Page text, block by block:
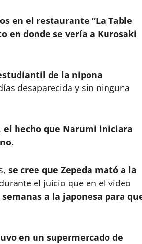
en el restaurante “La Table
en donde se vería a Kurosaki
de la nipona
desaparecida y sin ninguna
el hecho que Narumi iniciara
se cree que Zepeda mató a la
el juicio que en el video
a la japonesa para
en un supermercado de